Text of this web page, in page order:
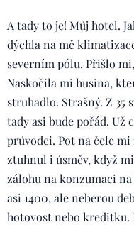
A tady to je! Můj hotel.
dýchla na mě
severním pólu. Přišlo
Naskočila mi husina,
struhadlo. Strašný. Z 35
tady asi bude pořád. Už
průvodci. Pot na čele
ztuhnul i úsměv, když
zálohu na konzumaci
asi 1400, ale neberou
hotovost nebo kreditku.